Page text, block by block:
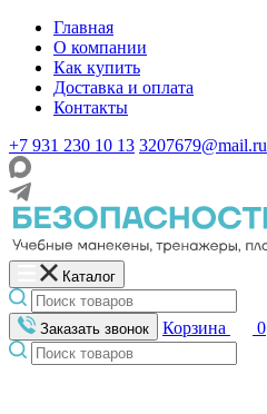
Главная
О компании
Как купить
Доставка и оплата
Контакты
+7 931 230 10 13 3207679@mail.ru
Каталог
Заказать звонок Корзина 0